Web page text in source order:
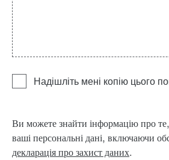
Надішліть мені копію цього
Ви можете знайти інформацію про
ваші персональні дані, включаючи
декларація про захист даних.